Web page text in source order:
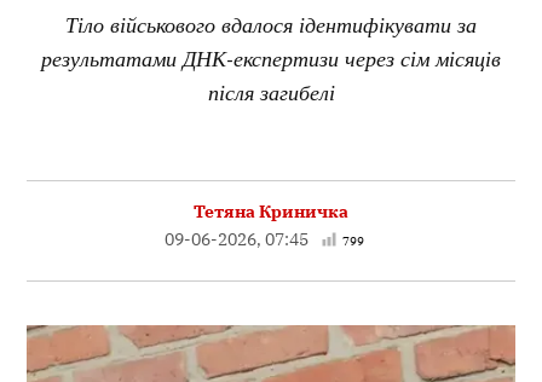
Тіло військового вдалося ідентифікувати за
результатами ДНК-експертизи через сім місяців
після загибелі
Тетяна Криничка
09-06-2026, 07:45
799